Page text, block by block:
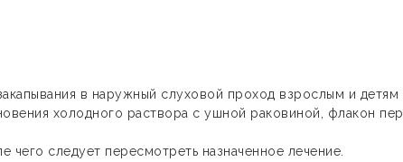
в наружный слуховой проход взрослым и детям
холодного раствора с ушной раковиной, флакон
следует пересмотреть назначенное лечение.